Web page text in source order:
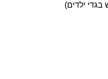
בגדי ילדים)